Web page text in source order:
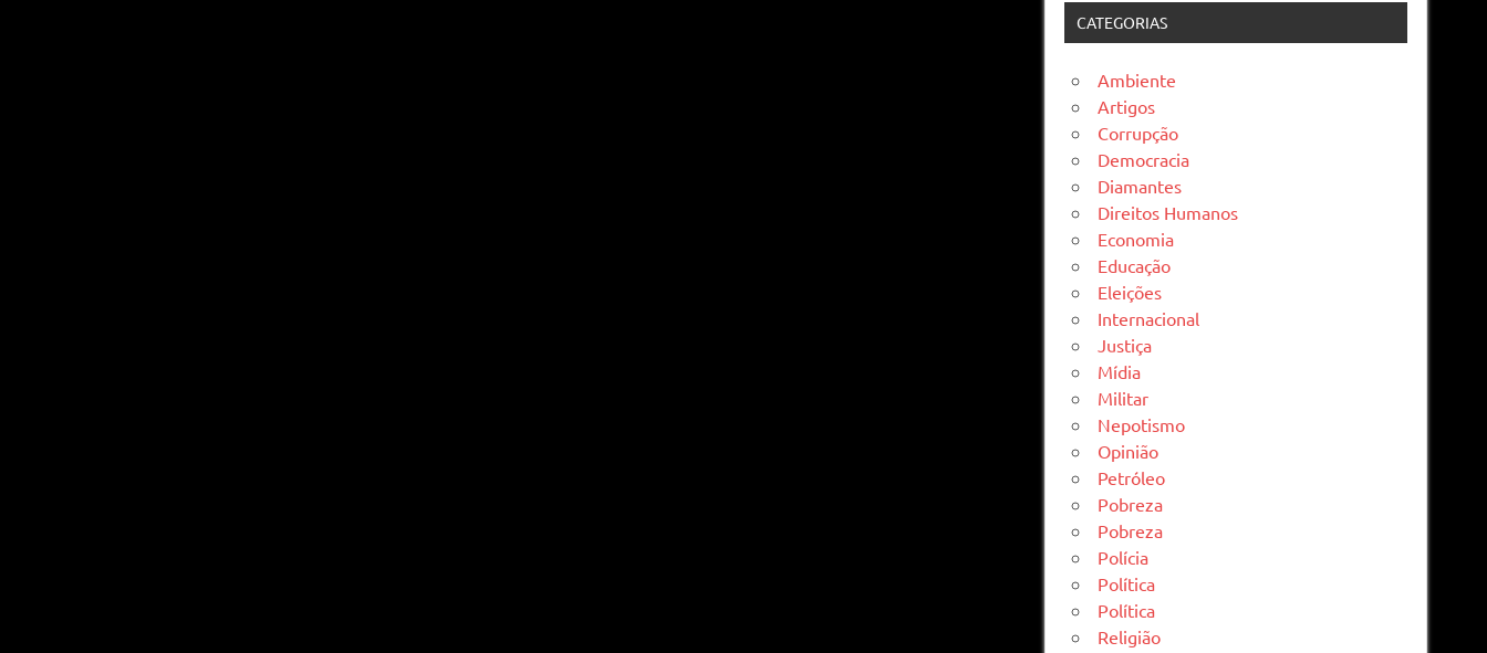
CATEGORIAS
Ambiente
Artigos
Corrupção
Democracia
Diamantes
Direitos Humanos
Economia
Educação
Eleições
Internacional
Justiça
Mídia
Militar
Nepotismo
Opinião
Petróleo
Pobreza
Pobreza
Polícia
Política
Política
Religião